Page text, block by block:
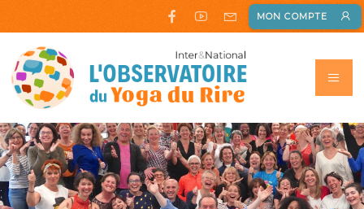
MON COMPTE